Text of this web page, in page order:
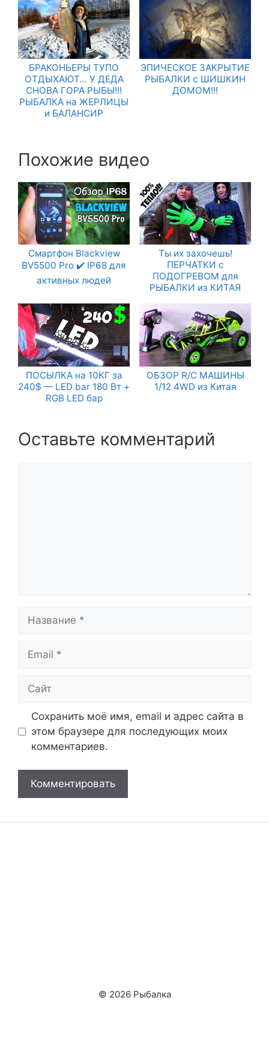
БРАКОНЬЕРЫ ТУПО
ОТДЫХАЮТ… У ДЕДА
СНОВА ГОРА РЫБЫ!!!
РЫБАЛКА на ЖЕРЛИЦЫ
и БАЛАНСИР
ЭПИЧЕСКОЕ ЗАКРЫТИЕ
РЫБАЛКИ с ШИШКИН
ДОМОМ!!!
Похожие видео
Cмартфон Blackview
BV5500 Pro ✔️ IP68 для
активных людей
Ты их захочешь!
ПЕРЧАТКИ с
ПОДОГРЕВОМ для
РЫБАЛКИ из КИТАЯ
ПОСЫЛКА на 10КГ за
240$ — LED bar 180 Вт +
RGB LED бар
ОБЗОР R/C МАШИНЫ
1/12 4WD из Китая
Оставьте комментарий
Название
Email
Сайт
Сохранить моё имя, email и адрес сайта в
этом браузере для последующих моих
комментариев.
© 2026 Рыбалка